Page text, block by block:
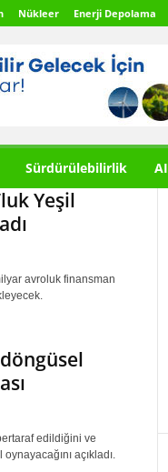
Nükleer Enerji Depolama
Sürdürülebilirlik AI
Yeşil
avroluk finansman
edildiğini ve
açıkladı.